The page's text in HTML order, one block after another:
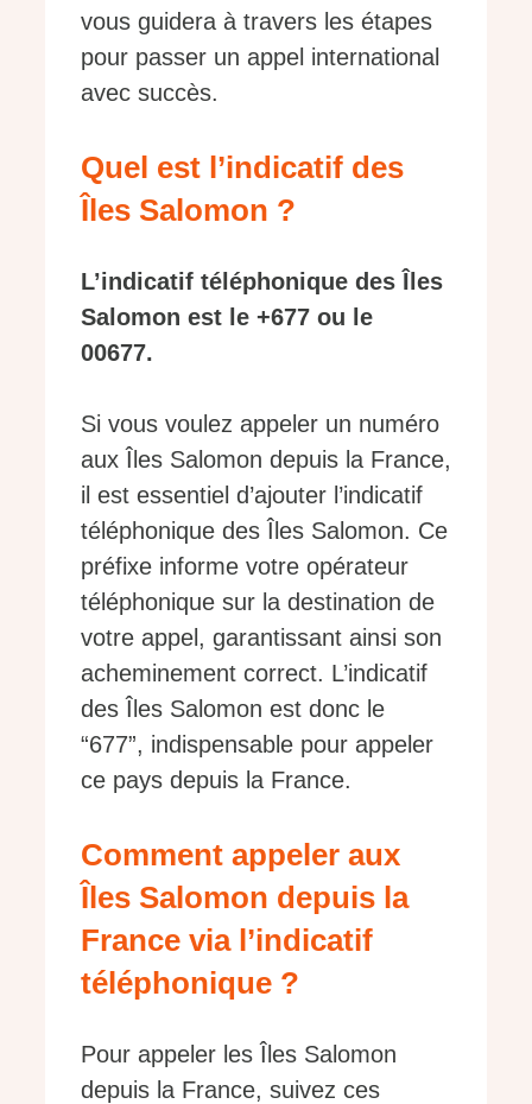
vous guidera à travers les étapes
pour passer un appel international
avec succès.
Quel est l’indicatif des
Îles Salomon ?
L’indicatif téléphonique des Îles
Salomon est le +677 ou le
00677.
Si vous voulez appeler un numéro
aux Îles Salomon depuis la France,
il est essentiel d’ajouter l’indicatif
téléphonique des Îles Salomon. Ce
préfixe informe votre opérateur
téléphonique sur la destination de
votre appel, garantissant ainsi son
acheminement correct. L’indicatif
des Îles Salomon est donc le
“677”, indispensable pour appeler
ce pays depuis la France.
Comment appeler aux
Îles Salomon depuis la
France via l’indicatif
téléphonique ?
Pour appeler les Îles Salomon
depuis la France, suivez ces